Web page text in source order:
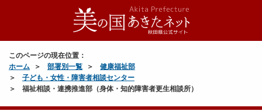
このページの現在位置：
ホーム
部署別一覧
健康福祉部
子ども・女性・障害者相談センター
福祉相談・連携推進部（身体・知的障害者更生相談所）